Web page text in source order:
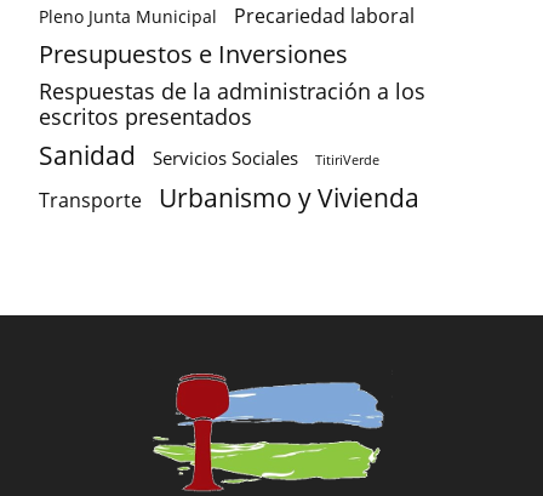
Pleno Junta Municipal Precariedad laboral
Presupuestos e Inversiones
Respuestas de la administración a los
escritos presentados
Sanidad Servicios Sociales TitiriVerde
Transporte Urbanismo y Vivienda